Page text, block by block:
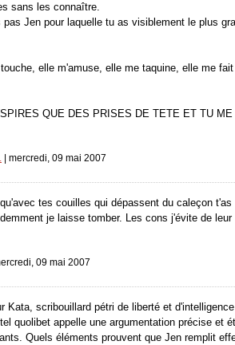
sans les connaître.
pas Jen pour laquelle tu as visiblement le plus
elle m'amuse, elle me taquine, elle me
QUE DES PRISES DE TETE ET TU
| mercredi, 09 mai 2007
tes couilles qui dépassent du caleçon t'as
je laisse tomber. Les cons j'évite de leur
09 mai 2007
Kata, scribouillard pétri de liberté et
quolibet appelle une argumentation précise et
Quels éléments prouvent que Jen remplit